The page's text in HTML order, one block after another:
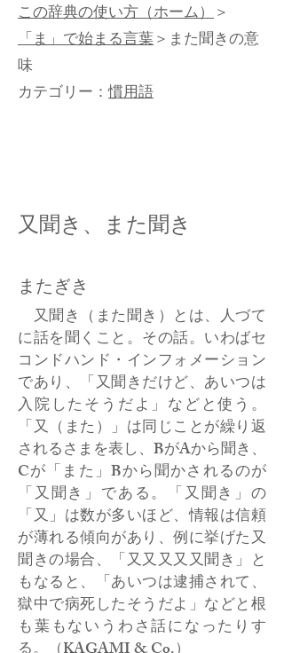
この辞典の使い方（ホーム）＞
「ま」で始まる言葉＞また聞きの意
味
カテゴリー：慣用語
又聞き、また聞き
またぎき
又聞き（また聞き）とは、人づて
に話を聞くこと。その話。いわばセ
コンドハンド・インフォメーション
であり、「又聞きだけど、あいつは
入院したそうだよ」などと使う。
「又（また）」は同じことが繰り返
されるさまを表し、BがAから聞き、
Cが「また」Bから聞かされるのが
「又聞き」である。「又聞き」の
「又」は数が多いほど、情報は信頼
が薄れる傾向があり、例に挙げた又
聞きの場合、「又又又又又聞き」と
もなると、「あいつは逮捕されて、
獄中で病死したそうだよ」などと根
も葉もないうわさ話になったりす